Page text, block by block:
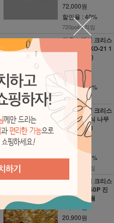
72,000원
할인율 : 40%
720point 적립
하우스웨어 크리스
마스 펄픽 KO-21 1
10cm (택1)
5,400원
할인율 : 40%
54point 적립
하우스웨어 크리스
마스 픽 장식 나무
_골드 (택1)
42,400원
25,400원
할인율 : 40%
254point 적립
하우스웨어 크리스
마스 드럼 50P 진
주 투명선 웜
20,900원